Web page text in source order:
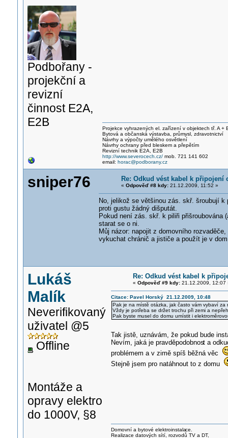
Podbořany -
projekční a
revizní
činnost E2A,
E2B
Projekce vyhrazených el. zařízení v objektech tř. A +
Bytová a občanská výstavba, průmysl, zdravotnictví
Návrhy a výpočty umělého osvětlení
Návrhy ochrany před bleskem a přepětím
Revizní technik E2A, E2B
http://www.severocech.cz/mob. 721 141 602
email: horac@podborany.cz
sniper76 Re: Odkud vést kabel k připojení
« Odpověď #8 kdy:21.12.2009, 11:52 »
No, jelikož se většinou zás. skř. šroubují
proti gustu žádný dišputát.
Pokud není zás. skř. k piliři přišroubována
starat se o ni.
Můj názor: napojit z domovního
vykuchat chránič a jističe a použít je v
Lukáš
Malík
Neverifikovaný
uživatel @5
Offline
Montáže a
opravy elektro
do 1000V, §8
Re: Odkud vést kabel k
« Odpověď #9 kdy:21.12.2009, 12:07
Citace: Pavel Horský 21.12.2009, 10:48
Pak je na místě otázka, jak často vám vybaví
Vždy je potřeba se držet trochu při zemi a
Pak byste musel do domu umístit i
Tak jistě, uznávám, že pokud bude
Nevím, jaká je pravděpodobnost a
problémem a v zimě spíš běžná věc
Stejně jsem pro natáhnout to z domu
Domovní a bytové elektroinstalace.
Realizace datových sítí, rozvodů TV a DT,